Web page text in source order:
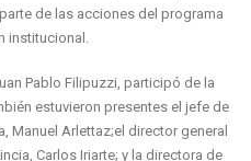
de las acciones del programa
institucional.
Pablo Filipuzzi, participó de la
estuvieron presentes el jefe de
Manuel Arlettaz;el director general
Carlos Iriarte; y la directora de